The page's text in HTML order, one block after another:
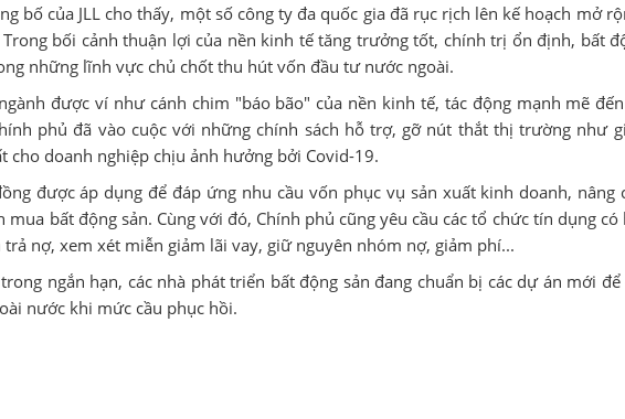
bố của JLL cho thấy, một số công ty đa quốc gia đã rục rịch lên kế hoạch mở
bối cảnh thuận lợi của nền kinh tế tăng trưởng tốt, chính trị ổn định, bất
những lĩnh vực chủ chốt thu hút vốn đầu tư nước ngoài.
được ví như cánh chim "báo bão" của nền kinh tế, tác động mạnh mẽ
phủ đã vào cuộc với những chính sách hỗ trợ, gỡ nút thắt thị trường như
cho doanh nghiệp chịu ảnh hưởng bởi Covid-19.
được áp dụng để đáp ứng nhu cầu vốn phục vụ sản xuất kinh doanh, nâng
mua bất động sản. Cùng với đó, Chính phủ cũng yêu cầu các tổ chức tín dụng
nợ, xem xét miễn giảm lãi vay, giữ nguyên nhóm nợ, giảm phí...
ngắn hạn, các nhà phát triển bất động sản đang chuẩn bị các dự án mới
nước khi mức cầu phục hồi.